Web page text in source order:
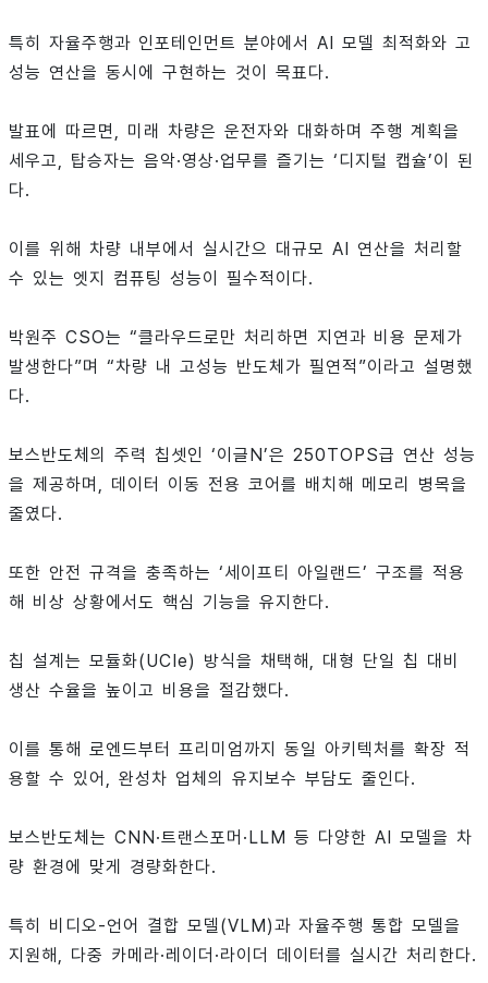
특히 자율주행과 인포테인먼트 분야에서 AI 모델 최적화와 고
성능 연산을 동시에 구현하는 것이 목표다.
발표에 따르면, 미래 차량은 운전자와 대화하며 주행 계획을
세우고, 탑승자는 음악·영상·업무를 즐기는 ‘디지털 캡슐’이 된
다.
이를 위해 차량 내부에서 실시간으 대규모 AI 연산을 처리할
수 있는 엣지 컴퓨팅 성능이 필수적이다.
박원주 CSO는 “클라우드로만 처리하면 지연과 비용 문제가
발생한다”며 “차량 내 고성능 반도체가 필연적”이라고 설명했
다.
보스반도체의 주력 칩셋인 ‘이글N’은 250TOPS급 연산 성능
을 제공하며, 데이터 이동 전용 코어를 배치해 메모리 병목을
줄였다.
또한 안전 규격을 충족하는 ‘세이프티 아일랜드’ 구조를 적용
해 비상 상황에서도 핵심 기능을 유지한다.
칩 설계는 모듈화(UCIe) 방식을 채택해, 대형 단일 칩 대비
생산 수율을 높이고 비용을 절감했다.
이를 통해 로엔드부터 프리미엄까지 동일 아키텍처를 확장 적
용할 수 있어, 완성차 업체의 유지보수 부담도 줄인다.
보스반도체는 CNN·트랜스포머·LLM 등 다양한 AI 모델을 차
량 환경에 맞게 경량화한다.
특히 비디오-언어 결합 모델(VLM)과 자율주행 통합 모델을
지원해, 다중 카메라·레이더·라이더 데이터를 실시간 처리한다.